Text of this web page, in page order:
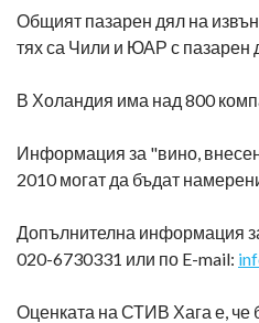
Общият пазарен дял на
тях са Чили и ЮАР с пазарен
В Холандия има над 800
Информация за "вино,
2010 могат да бъдат
Допълнителна информация
020-6730331 или по E-mail:
Оценката на СТИВ Хага е, че